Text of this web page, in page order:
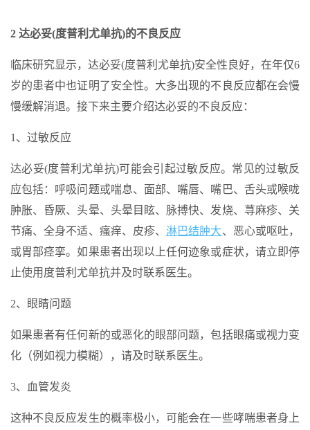
2 达必妥(度普利尤单抗)的不良反应
临床研究显示，达必妥(度普利尤单抗)安全性良好，在年仅6
岁的患者中也证明了安全性。大多出现的不良反应都在会慢
慢缓解消退。接下来主要介绍达必妥的不良反应：
1、过敏反应
达必妥(度普利尤单抗)可能会引起过敏反应。常见的过敏反
应包括：呼吸问题或喘息、面部、嘴唇、嘴巴、舌头或喉咙
肿胀、昏厥、头晕、头晕目眩、脉搏快、发烧、荨麻疹、关
节痛、全身不适、瘙痒、皮疹、 淋巴结肿大、恶心或呕吐，
或胃部痉挛。如果患者出现以上任何迹象或症状，请立即停
止使用度普利尤单抗并及时联系医生。
2、眼睛问题
如果患者有任何新的或恶化的眼部问题，包括眼痛或视力变
化（例如视力模糊），请及时联系医生。
3、血管发炎
这种不良反应发生的概率极小，可能会在一些哮喘患者身上